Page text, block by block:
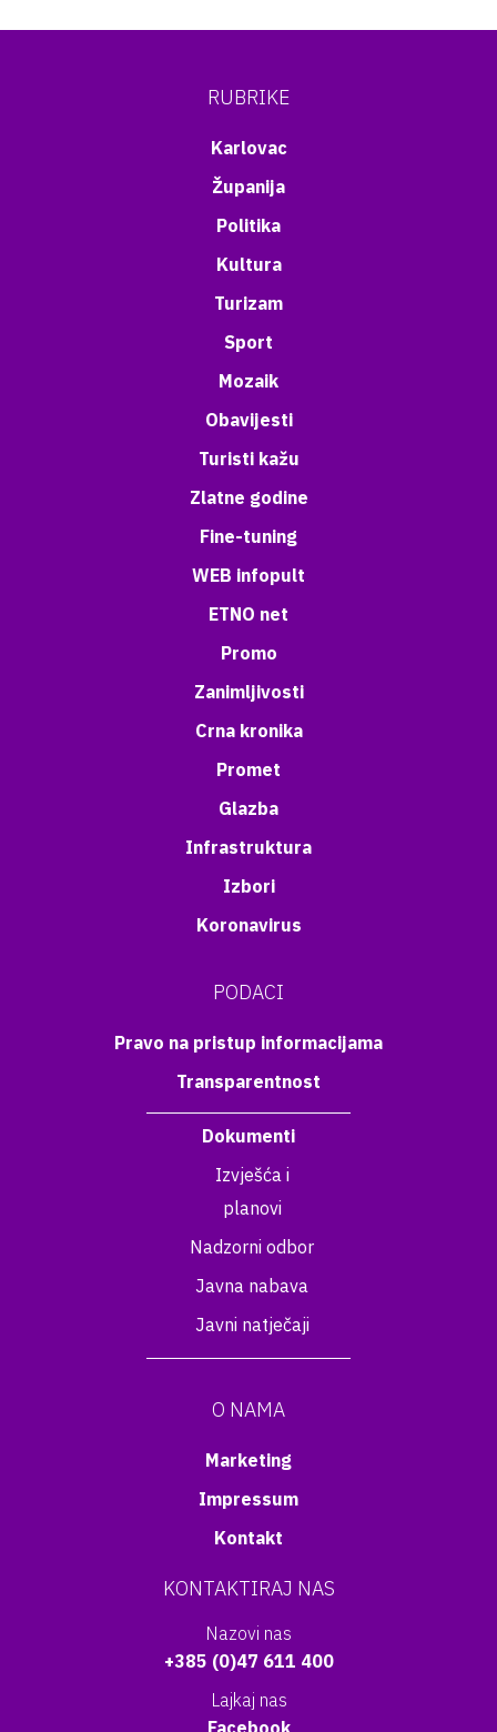
RUBRIKE
Karlovac
Županija
Politika
Kultura
Turizam
Sport
Mozaik
Obavijesti
Turisti kažu
Zlatne godine
Fine-tuning
WEB infopult
ETNO net
Promo
Zanimljivosti
Crna kronika
Promet
Glazba
Infrastruktura
Izbori
Koronavirus
PODACI
Pravo na pristup informacijama
Transparentnost
Dokumenti
Izvješća i
planovi
Nadzorni odbor
Javna nabava
Javni natječaji
O NAMA
Marketing
Impressum
Kontakt
KONTAKTIRAJ NAS
Nazovi nas
+385 (0)47 611 400
Lajkaj nas
Facebook